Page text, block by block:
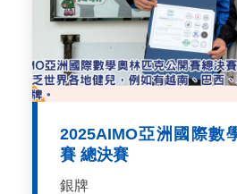
2025AIMO亞洲國際數
賽 總決賽
銀牌